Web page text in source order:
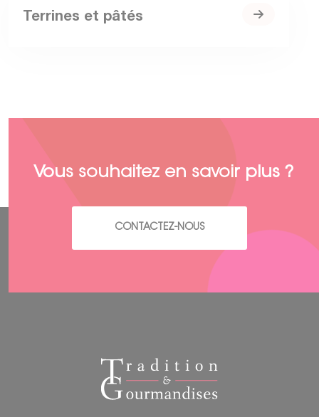
Terrines et pâtés
Vous souhaitez en savoir plus ?
CONTACTEZ-NOUS